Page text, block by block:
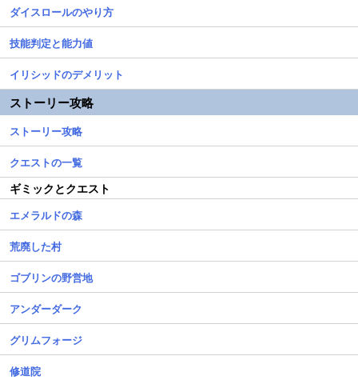
ダイスロールのやり方
技能判定と能力値
イリシッドのデメリット
ストーリー攻略
ストーリー攻略
クエストの一覧
ギミックとクエスト
エメラルドの森
荒廃した村
ゴブリンの野営地
アンダーダーク
グリムフォージ
修道院